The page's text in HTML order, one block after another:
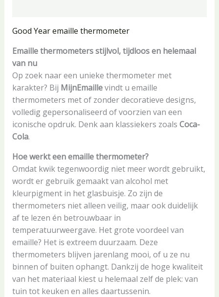
Good Year emaille thermometer
Emaille thermometers stijlvol, tijdloos en helemaal
van nu
Op zoek naar een unieke thermometer met
karakter? Bij MijnEmaillevindt u emaille
thermometers met of zonder decoratieve designs,
volledig gepersonaliseerd of voorzien van een
iconische opdruk. Denk aan klassiekers zoals Coca-
Cola.
Hoe werkt een emaille thermometer?
Omdat kwik tegenwoordig niet meer wordt gebruikt,
wordt er gebruik gemaakt van alcohol met
kleurpigment in het glasbuisje. Zo zijn de
thermometers niet alleen veilig, maar ook duidelijk
af te lezen én betrouwbaar in
temperatuurweergave. Het grote voordeel van
emaille? Het is extreem duurzaam. Deze
thermometers blijven jarenlang mooi, of u ze nu
binnen of buiten ophangt. Dankzij de hoge kwaliteit
van het materiaal kiest u helemaal zelf de plek: van
tuin tot keuken en alles daartussenin.